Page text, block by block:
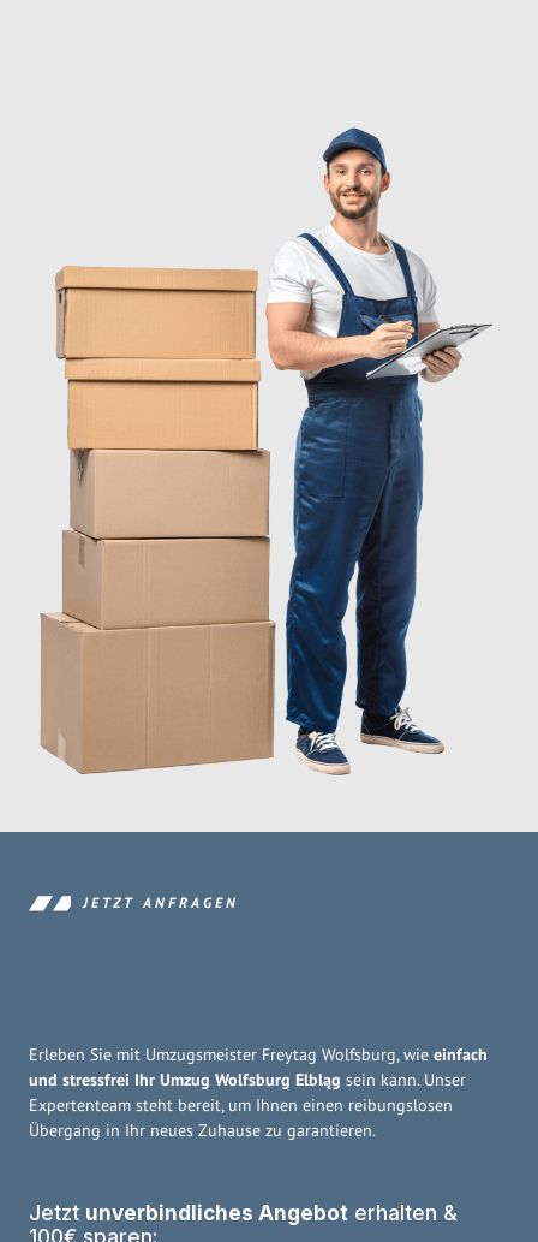
JETZT ANFRAGEN
Erleben Sie mit Umzugsmeister Freytag Wolfsburg, wie einfach
und stressfrei Ihr Umzug Wolfsburg Elbląg sein kann. Unser
Expertenteam steht bereit, um Ihnen einen reibungslosen
Übergang in Ihr neues Zuhause zu garantieren.
Jetzt unverbindliches Angebot erhalten &
100€ sparen: